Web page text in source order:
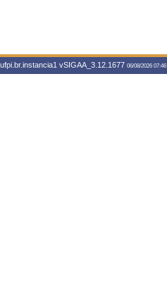
vSIGAA_3.12.1677 06/08/2026 07:46